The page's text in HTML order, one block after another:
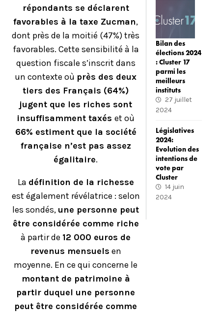
répondants se déclarent
favorables à la taxe Zucman,
dont près de la moitié (47%) très
favorables. Cette sensibilité à la
question fiscale s’inscrit dans
un contexte où près des deux
tiers des Français (64%)
jugent que les riches sont
insuffisamment taxéset où
66% estiment que la société
française n’est pas assez
égalitaire.
La définition de la richesse
est également révélatrice : selon
les sondés, une personne peut
être considérée comme riche
à partir de 12 000 euros de
revenus mensuels en
moyenne. En ce qui concerne le
montant de patrimoine à
partir duquel une personne
peut être considérée comme
Bilan des
élections 2024
: Cluster 17
parmi les
meilleurs
instituts
27 juillet
2024
Législatives
2024:
Evolution des
intentions de
vote par
Cluster
14 juin
2024